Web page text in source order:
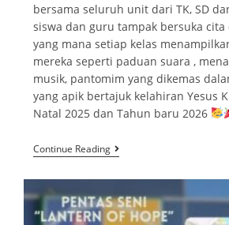
bersama seluruh unit dari TK, SD
siswa dan guru tampak bersuka
yang mana setiap kelas
mereka seperti paduan suara ,
musik, pantomim yang dikemas
yang apik bertajuk kelahiran Yesus
Natal 2025 dan Tahun baru 2026
Continue Reading